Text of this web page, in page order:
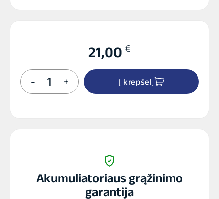
21,00 €
-
produkto
kiekis:
TEGO
+ Į krepšelį
Akumuliatoriaus grąžinimo
garantija